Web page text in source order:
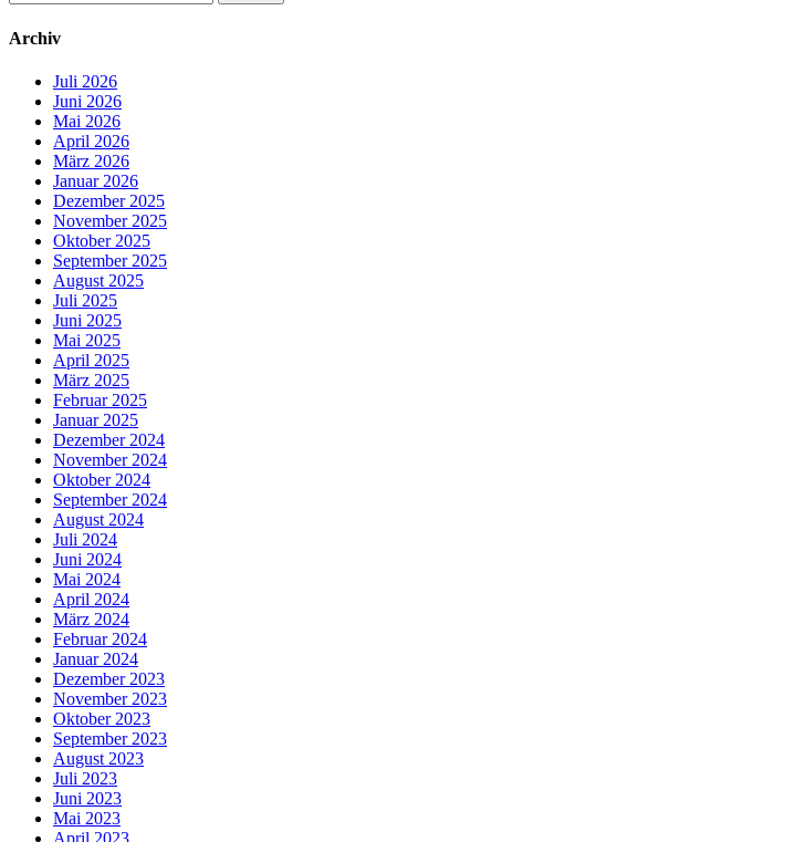
nach:
Archiv
Juli 2026
Juni 2026
Mai 2026
April 2026
März 2026
Januar 2026
Dezember 2025
November 2025
Oktober 2025
September 2025
August 2025
Juli 2025
Juni 2025
Mai 2025
April 2025
März 2025
Februar 2025
Januar 2025
Dezember 2024
November 2024
Oktober 2024
September 2024
August 2024
Juli 2024
Juni 2024
Mai 2024
April 2024
März 2024
Februar 2024
Januar 2024
Dezember 2023
November 2023
Oktober 2023
September 2023
August 2023
Juli 2023
Juni 2023
Mai 2023
April 2023